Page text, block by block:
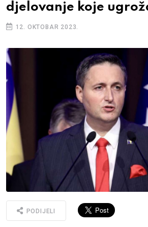
djelovanje koje
12. OKTOBAR 2023.
PODIJELI